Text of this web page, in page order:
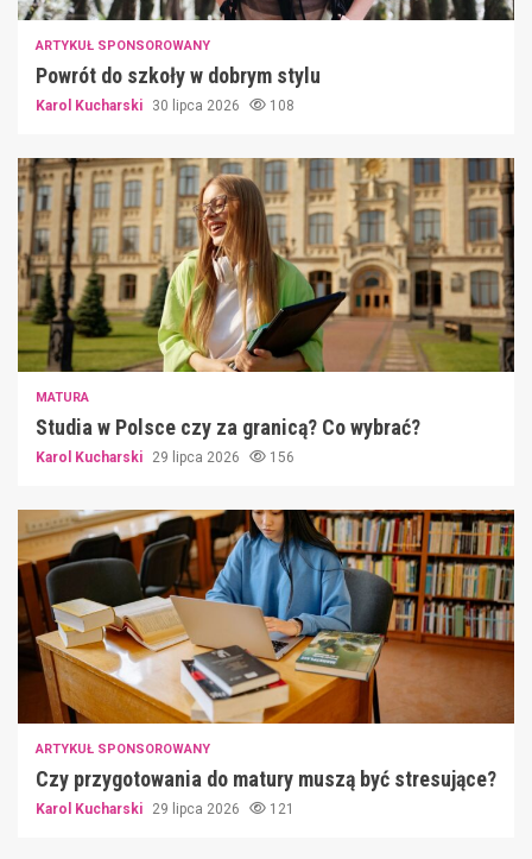
ARTYKUŁ SPONSOROWANY
Powrót do szkoły w dobrym stylu
Karol Kucharski 30 lipca 2026 108
MATURA
Studia w Polsce czy za granicą? Co wybrać?
Karol Kucharski 29 lipca 2026 156
ARTYKUŁ SPONSOROWANY
Czy przygotowania do matury muszą być stresujące?
Karol Kucharski 29 lipca 2026 121